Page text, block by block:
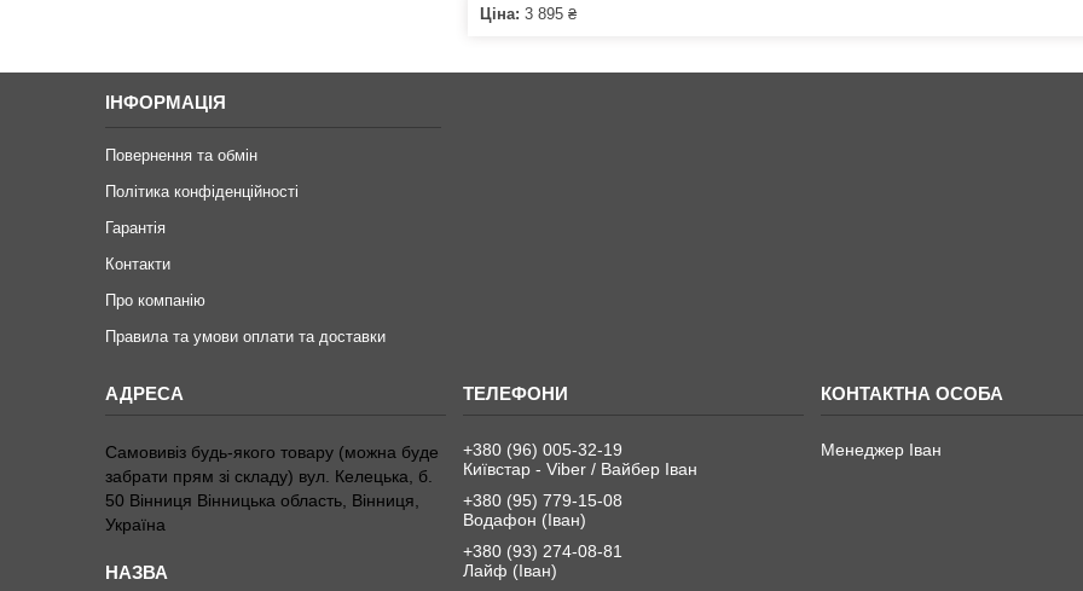
Ціна: 3 895 ₴
ІНФОРМАЦІЯ
Повернення та обмін
Політика конфіденційності
Гарантія
Контакти
Про компанію
Правила та умови оплати та доставки
Самовивіз будь-якого товару (можна буде
забрати прям зі складу) вул. Келецька, б.
50 Вінниця Вінницька область, Вінниця,
Україна
+380 (96) 005-32-19
Київстар - Viber / Вайбер Іван
+380 (95) 779-15-08
Водафон (Іван)
+380 (93) 274-08-81
Лайф (Іван)
Менеджер Іван